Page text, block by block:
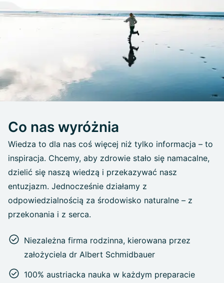
Co nas wyróżnia
Wiedza to dla nas coś więcej niż tylko informacja – to
inspiracja. Chcemy, aby zdrowie stało się namacalne,
dzielić się naszą wiedzą i przekazywać nasz
entuzjazm. Jednocześnie działamy z
odpowiedzialnością za środowisko naturalne – z
przekonania i z serca.
Niezależna firma rodzinna, kierowana przez
założyciela dr Albert Schmidbauer
100% austriacka nauka w każdym preparacie